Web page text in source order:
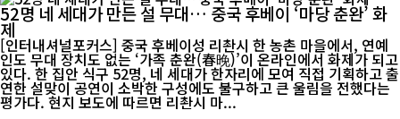
52명 네 세대가 만든 설 무대… 중국 후베이 ‘마당 춘완’ 화
제
[인터내셔널포커스] 중국 후베이성 리촨시 한 농촌 마을에서, 연예
인도 무대 장치도 없는 ‘가족 춘완(春晚)’이 온라인에서 화제가 되고
있다. 한 집안 식구 52명, 네 세대가 한자리에 모여 직접 기획하고 출
연한 설맞이 공연이 소박한 구성에도 불구하고 큰 울림을 전했다는
평가다. 현지 보도에 따르면 리촨시 마...